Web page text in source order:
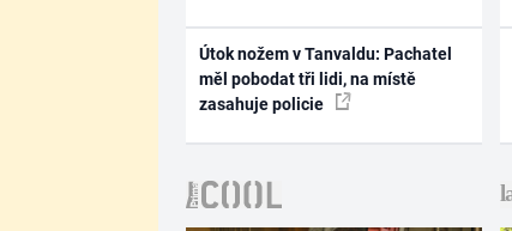
Útok nožem v Tanvaldu: Pachatel
měl pobodat tři lidi, na místě
zasahuje policie